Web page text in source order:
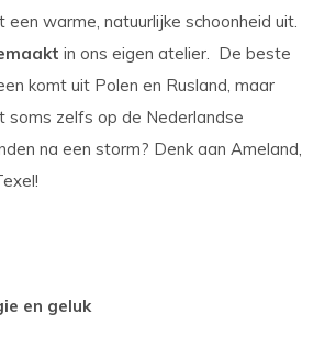
een warme, natuurlijke schoonheid uit.
in ons eigen atelier. De beste
komt uit Polen en Rusland, maar
soms zelfs op de Nederlandse
na een storm? Denk aan Ameland,
en geluk